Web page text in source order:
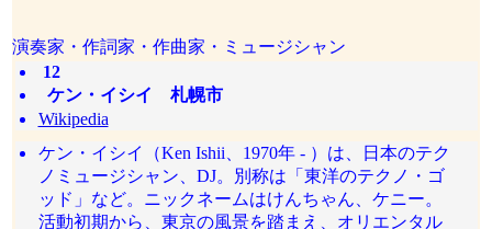
演奏家・作詞家・作曲家・ミュージシャン
12
ケン・イシイ 札幌市
Wikipedia
ケン・イシイ（Ken Ishii、1970年 - ）は、日本のテク
ノミュージシャン、DJ。別称は「東洋のテクノ・ゴ
ッド」など。ニックネームはけんちゃん、ケニー。
活動初期から、東京の風景を踏まえ、オリエンタル